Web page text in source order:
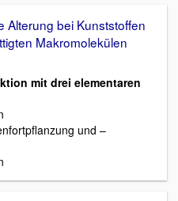
Alterung bei Kunststoffen
Makromolekülen
mit drei elementaren
und –